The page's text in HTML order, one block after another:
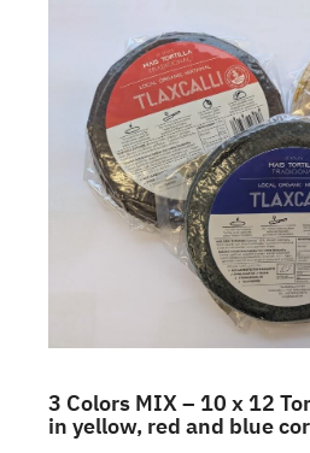
3 Colors MIX – 10 x 12
in yellow, red and blue